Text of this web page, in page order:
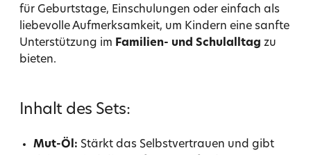
für Geburtstage, Einschulungen oder einfach als
liebevolle Aufmerksamkeit, um Kindern eine sanfte
Unterstützung im Familien- und Schulalltag zu
bieten.
Inhalt des Sets:
Mut-Öl: Stärkt das Selbstvertrauen und gibt